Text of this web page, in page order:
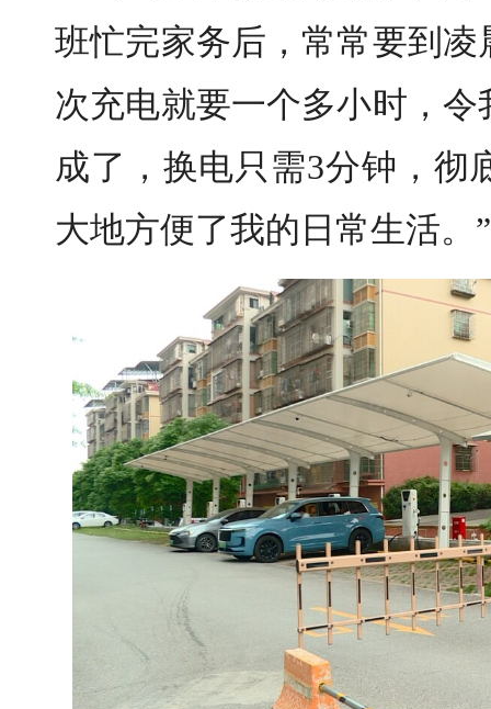
班忙完家务后，常常要到
次充电就要一个多小时，
成了，换电只需3分钟，彻
大地方便了我的日常生活。